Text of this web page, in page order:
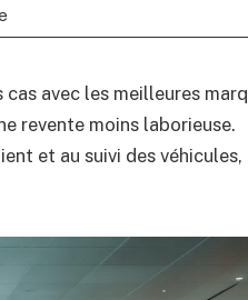
avec les meilleures
revente moins laborieuse.
et au suivi des véhicules,